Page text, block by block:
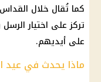
كما تُقال خلال
تركز على اختيار
على أيديهم.
ماذا يحدث في عيد